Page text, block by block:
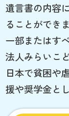
遺言書の内容
ることができま
一部またはす
法人みらいこ
日本で貧困や
援や奨学金と